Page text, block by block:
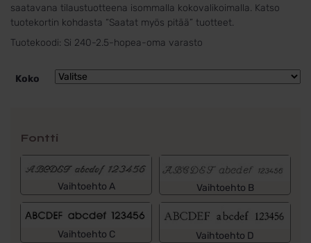
saatavana tilaustuotteena isommalla kokovalikoimalla. Katso
tuotekortin kohdasta “Saatat myös pitää” tuotteet.
Tuotekoodi: Si 240-2.5-hopea-oma varasto
Koko
Fontti
Vaihtoehto A Vaihtoehto B
Vaihtoehto C Vaihtoehto D